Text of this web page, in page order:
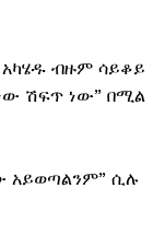
ብዙም ሳይቆይ
ሽፍጥ ነው” በሚል
አይወጣልንም” ሲሉ